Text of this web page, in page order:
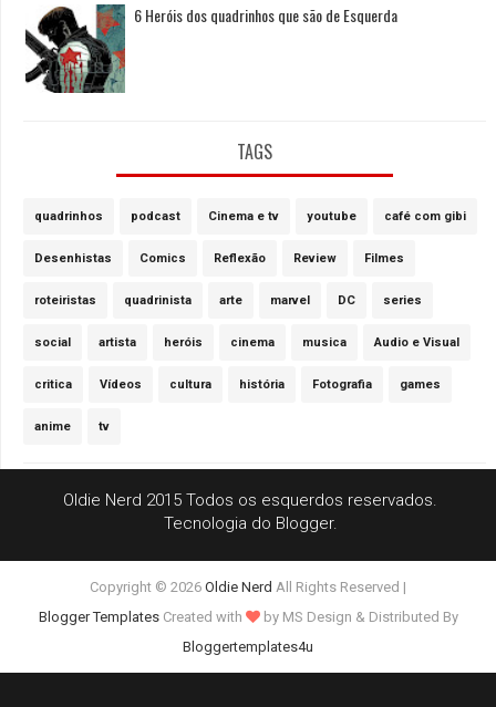
6 Heróis dos quadrinhos que são de Esquerda
TAGS
quadrinhos podcast Cinema e tv youtube café com gibi
Desenhistas Comics Reflexão Review Filmes
roteiristas quadrinista arte marvel DC series
social artista heróis cinema musica Audio e Visual
critica Vídeos cultura história Fotografia games
anime tv
Oldie Nerd 2015 Todos os esquerdos reservados.
Tecnologia do Blogger.
Copyright © 2026 Oldie Nerd All Rights Reserved |
Blogger TemplatesCreated with by MS Design & Distributed By
Bloggertemplates4u